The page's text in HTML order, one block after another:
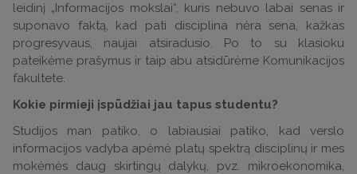
leidinį „Informacijos mokslai“, kuris nebuvo labai senas ir
suponavo faktą, kad pati disciplina nėra sena, kažkas
progresyvaus, naujai atsiradusio. Po to su klasioku
pateikėme prašymus ir taip abu atsidūrėme Komunikacijos
fakultete.
Kokie pirmieji įspūdžiai jau tapus studentu?
Studijos man patiko, o labiausiai patiko, kad verslo
informacijos vadyba apėmė platų spektrą disciplinų ir mes
mokėmės daug skirtingų dalykų, pvz. mikroekonomika,